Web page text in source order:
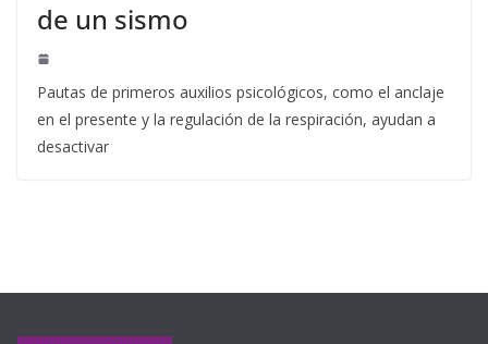
de un sismo
Pautas de primeros auxilios psicológicos, como el anclaje
en el presente y la regulación de la respiración, ayudan a
desactivar